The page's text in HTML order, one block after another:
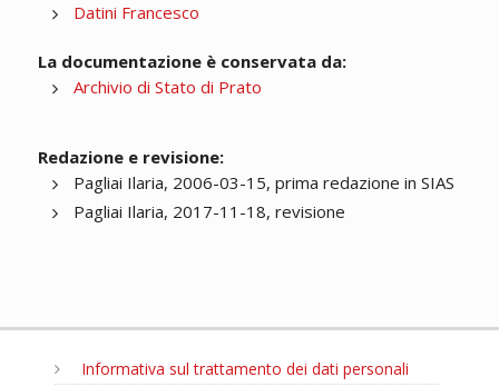
Datini Francesco
La documentazione è conservata da:
Archivio di Stato di Prato
Redazione e revisione:
Pagliai Ilaria, 2006-03-15, prima redazione in SIAS
Pagliai Ilaria, 2017-11-18, revisione
Informativa sul trattamento dei dati personali